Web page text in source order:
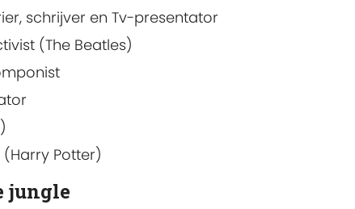
schrijver en Tv-presentator
(The Beatles)
Potter)
jungle